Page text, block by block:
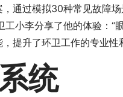
通过模拟30种常见故障
小李分享了他的体验：“
提升了环卫工作的专业性
统